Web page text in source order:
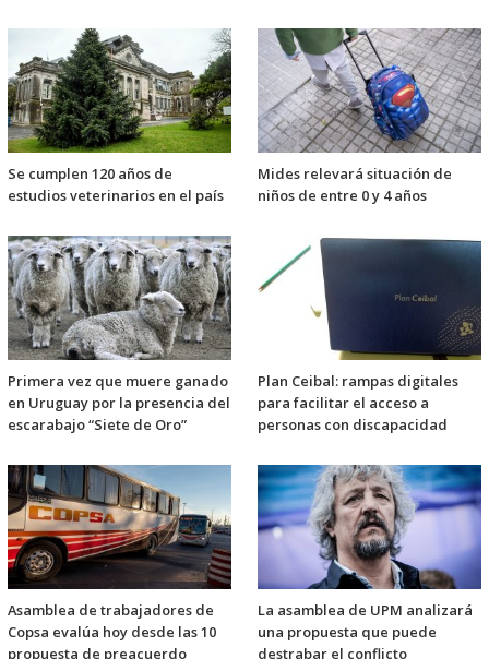
Se cumplen 120 años de
estudios veterinarios en el país
Mides relevará situación de
niños de entre 0 y 4 años
Primera vez que muere ganado
en Uruguay por la presencia del
escarabajo “Siete de Oro”
Plan Ceibal: rampas digitales
para facilitar el acceso a
personas con discapacidad
Asamblea de trabajadores de
Copsa evalúa hoy desde las 10
propuesta de preacuerdo
La asamblea de UPM analizará
una propuesta que puede
destrabar el conflicto